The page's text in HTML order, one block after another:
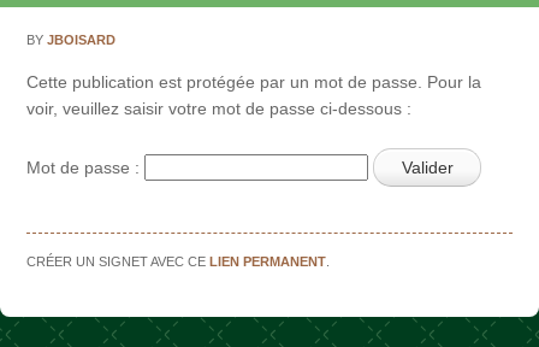
BYJBOISARD
Cette publication est protégée par un mot de passe. Pour la
voir, veuillez saisir votre mot de passe ci-dessous :
Mot de passe :
CRÉER UN SIGNET AVEC CELIEN PERMANENT